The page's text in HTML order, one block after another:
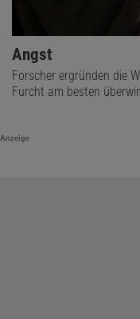
Angst
Forscher ergründen die
Furcht am besten
Anzeige